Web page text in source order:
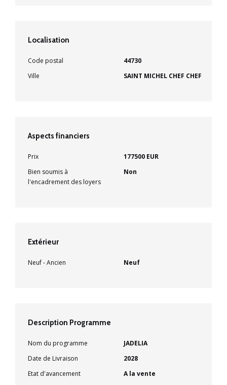
Localisation
Code postal
44730
Ville
SAINT MICHEL CHEF CHEF
Aspects financiers
Prix
177500 EUR
Bien soumis à
l'encadrement des loyers
Non
Extérieur
Neuf - Ancien Neuf
Description Programme
Nom du programme
JADELIA
Date de Livraison
2028
Etat d'avancement
A la vente